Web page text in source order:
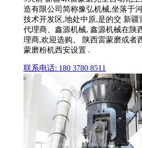
造有限公司简称豫弘机械,坐落于
技术开发区,地处中原,是的交 新疆
代理商、鑫源机械, 鑫源机械在陕
理商,欢迎选购。 陕西雷蒙磨或者
蒙磨粉机西安设置 .
联系电话: 180 3780 8511